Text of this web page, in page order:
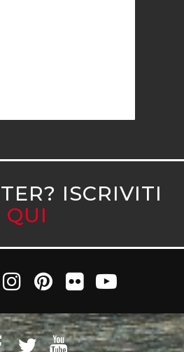
ISCRIVITI
QUI